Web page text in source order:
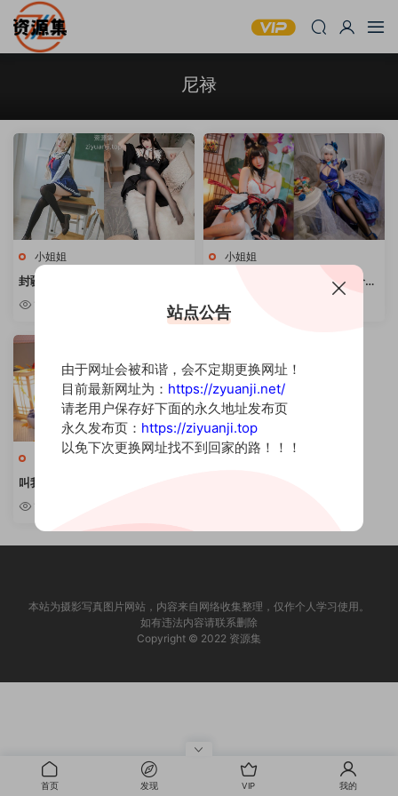
尼禄
小姐姐
封疆疆v – COSPLAY写真资源合
集 [持续更新]
小姐姐
瓜希酱 – COSPALY写真套图合集
9.93w
小姐姐
叫我千寻大人 – COSPLAY写真合
集 [持续更新]
本站为摄影写真图片网站，内容来自网络收集整理，仅作个人学习使用。
如有违法内容请联系删除
Copyright © 2022 资源集
首页 发现 VIP 我的
站点公告
由于网址会被和谐，会不定期更换网址！
目前最新网址为： https://zyuanji.net/
请老用户保存好下面的永久地址发布页
永久发布页： https://ziyuanji.top
以免下次更换网址找不到回家的路！！！